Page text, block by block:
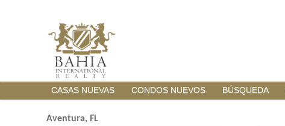
CASAS NUEVAS CONDOS NUEVOS BÚSQUEDA
Aventura, FL